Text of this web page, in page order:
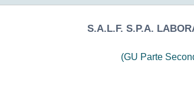
S.A.L.F. S.P.A.
(GU Parte